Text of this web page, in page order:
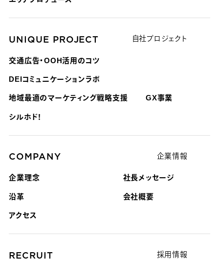
UNIQUE PROJECT 自社プロジェクト
交通広告・OOH活用のコツ
DEIコミュニケーションラボ
地域最適のマーケティング戦略支援 GX事業
シルホド！
COMPANY 企業情報
企業理念 社長メッセージ
沿革 会社概要
アクセス
RECRUIT 採用情報